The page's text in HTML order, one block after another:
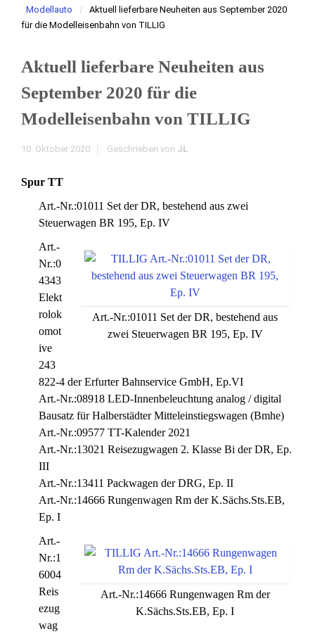
Modellauto
Aktuell lieferbare Neuheiten aus September 2020
für die Modelleisenbahn von TILLIG
Aktuell lieferbare Neuheiten aus
September 2020 für die
Modelleisenbahn von TILLIG
10. Oktober 2020 Geschrieben von JL
Spur TT
Art.-Nr.:01011 Set der DR, bestehend aus zwei
Steuerwagen BR 195, Ep. IV
Art.-Nr.:01011 Set der DR, bestehend aus
zwei Steuerwagen BR 195, Ep. IV
Art.-
Nr.:0
4343
Elekt
rolok
omot
ive
243
822-4 der Erfurter Bahnservice GmbH, Ep.VI
Art.-Nr.:08918 LED-Innenbeleuchtung analog / digital
Bausatz für Halberstädter Mitteleinstiegswagen (Bmhe)
Art.-Nr.:09577 TT-Kalender 2021
Art.-Nr.:13021 Reisezugwagen 2. Klasse Bi der DR, Ep.
III
Art.-Nr.:13411 Packwagen der DRG, Ep. II
Art.-Nr.:14666 Rungenwagen Rm der K.Sächs.Sts.EB,
Ep. I
Art.-Nr.:14666 Rungenwagen Rm der
K.Sächs.Sts.EB, Ep. I
Art.-
Nr.:1
6004
Reis
ezug
wag